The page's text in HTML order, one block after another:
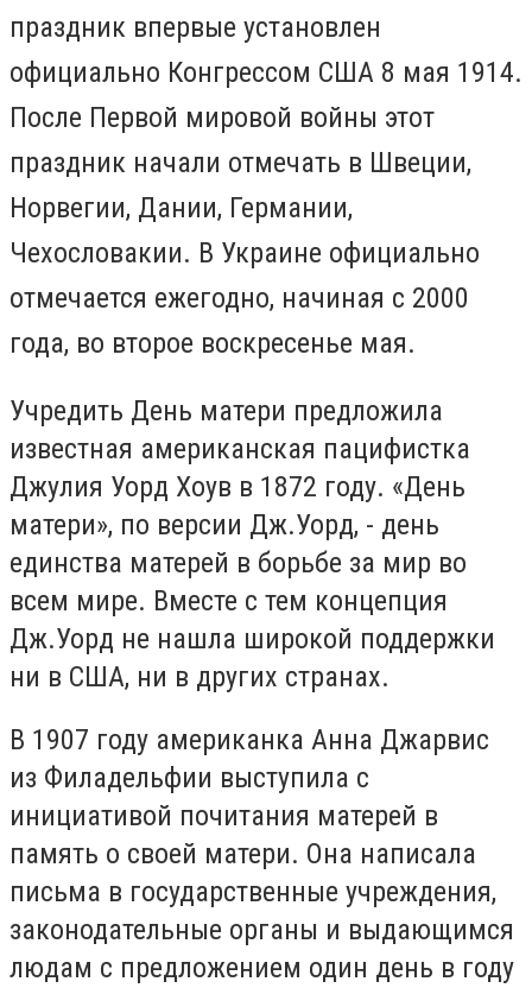
праздник впервые установлен
официально Конгрессом США 8 мая 1914.
После Первой мировой войны этот
праздник начали отмечать в Швеции,
Норвегии, Дании, Германии,
Чехословакии. В Украине официально
отмечается ежегодно, начиная с 2000
года, во второе воскресенье мая.
Учредить День матери предложила
известная американская пацифистка
Джулия Уорд Хоув в 1872 году. «День
матери», по версии Дж.Уорд, - день
единства матерей в борьбе за мир во
всем мире. Вместе с тем концепция
Дж.Уорд не нашла широкой поддержки
ни в США, ни в других странах.
В 1907 году американка Анна Джарвис
из Филадельфии выступила с
инициативой почитания матерей в
память о своей матери. Она написала
письма в государственные учреждения,
законодательные органы и выдающимся
людам с предложением один день в году